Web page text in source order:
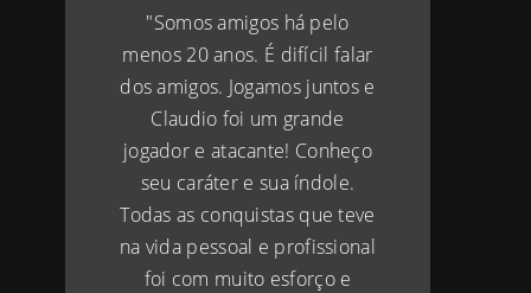
"Somos amigos há pelo
menos 20 anos. É difícil falar
dos amigos. Jogamos juntos e
Claudio foi um grande
jogador e atacante! Conheço
seu caráter e sua índole.
Todas as conquistas que teve
na vida pessoal e profissional
foi com muito esforço e